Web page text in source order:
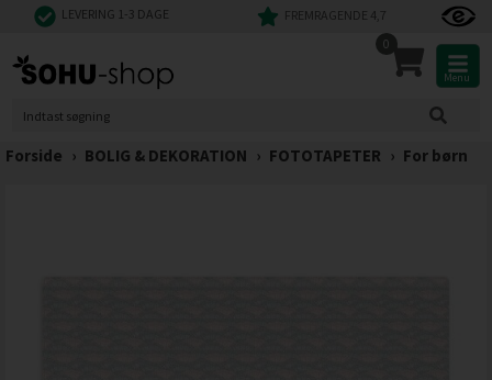
LEVERING 1-3 DAGE FREMRAGENDE 4,7
0
Menu
Forside › BOLIG & DEKORATION › FOTOTAPETER › For børn